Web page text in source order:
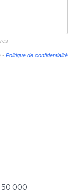
- Politique de confidentialité
50 000